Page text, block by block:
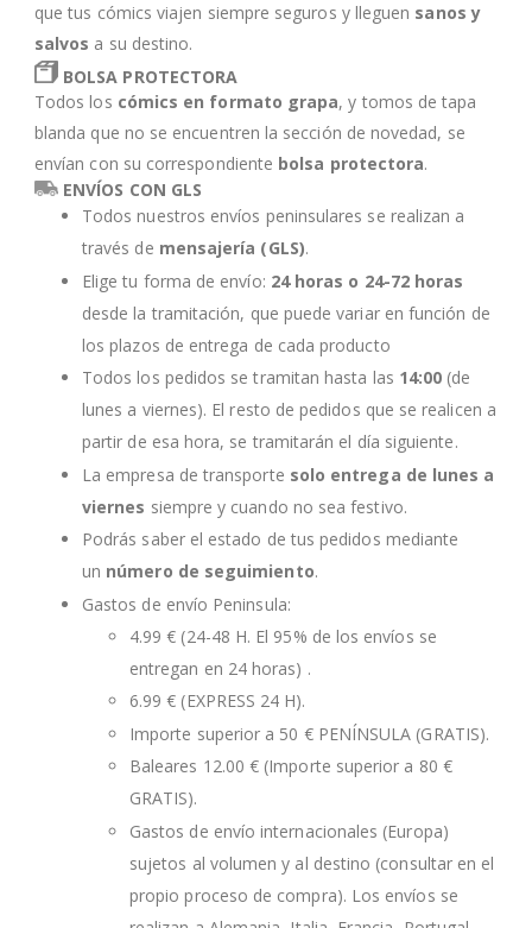
que tus cómics viajen siempre seguros y lleguen sanos y
salvos a su destino.
BOLSA PROTECTORA
Todos los cómics en formato grapa, y tomos de tapa
blanda que no se encuentren la sección de novedad, se
envían con su correspondiente bolsa protectora.
ENVÍOS CON GLS
Todos nuestros envíos peninsulares se realizan a
través de mensajería (GLS).
Elige tu forma de envío: 24 horas o 24-72 horas
desde la tramitación, que puede variar en función de
los plazos de entrega de cada producto
Todos los pedidos se tramitan hasta las 14:00 (de
lunes a viernes). El resto de pedidos que se realicen a
partir de esa hora, se tramitarán el día siguiente.
La empresa de transporte solo entrega de lunes a
viernes siempre y cuando no sea festivo.
Podrás saber el estado de tus pedidos mediante
un número de seguimiento.
Gastos de envío Peninsula:
4.99 € (24-48 H. El 95% de los envíos se
entregan en 24 horas) .
6.99 € (EXPRESS 24 H).
Importe superior a 50 € PENÍNSULA (GRATIS).
Baleares 12.00 € (Importe superior a 80 €
GRATIS).
Gastos de envío internacionales (Europa)
sujetos al volumen y al destino (consultar en el
propio proceso de compra). Los envíos se